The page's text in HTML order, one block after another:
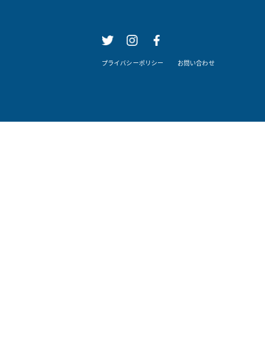
プライバシーポリシー お問い合わせ